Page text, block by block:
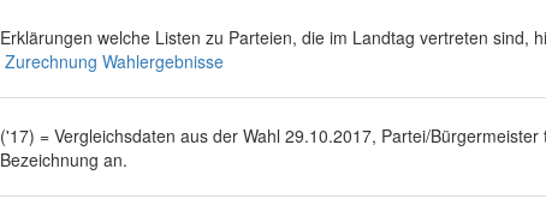
Erklärungen welche Listen zu Parteien, die im Landtag vertreten sind,
Zurechnung Wahlergebnisse
('17) = Vergleichsdaten aus der Wahl 29.10.2017, Partei/
Bezeichnung an.